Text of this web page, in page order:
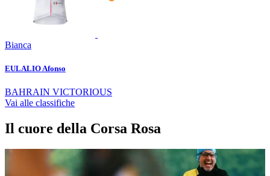
Bianca
EULALIO Afonso
BAHRAIN VICTORIOUS
Vai alle classifiche
Il cuore della Corsa Rosa